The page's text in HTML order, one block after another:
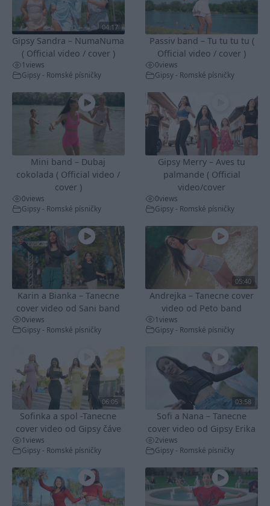
04:17
Gipsy Sandra – NumaNuma
( Official video / cover )
1views
Gipsy - Romské písničky
Passiv band – Tu tu tu tu (
Official video / cover )
0views
Gipsy - Romské písničky
Mini band – Dubaj
cokolada ( Official video /
cover )
0views
Gipsy - Romské písničky
Gipsy Merry – Aves tu
palmande ( Official
video/cover
0views
Gipsy - Romské písničky
Karin a Bianka – Tanecne
cover video od Sani band
0views
Gipsy - Romské písničky
05:40
Andrejka – Tanecne cover
video od Peto band
1views
Gipsy - Romské písničky
06:05
Sofinka a spol -Tanecne
cover video od Gipsy čáve
1views
Gipsy - Romské písničky
03:58
Sofi a Nana – Tanecne
cover video od Gipsy Erika
2views
Gipsy - Romské písničky